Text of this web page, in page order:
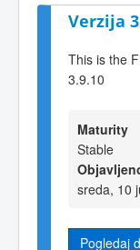
Verzija
This is the
3.9.10
Maturity
Stable
sreda, 10
Pogledaj